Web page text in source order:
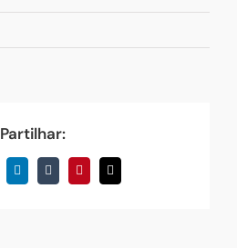
Partilhar:
LinkedInTumblrPinterestEmail
(necessário